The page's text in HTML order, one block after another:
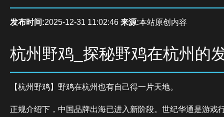
发布时间:2025-12-31 11:02:46 来源:本站原创内容
杭州野鸡_探秘野鸡在杭州的
【杭州野鸡】野鸡在杭州也有自己得一片天地。
正规介绍下，中国品牌出海已进入新阶段。世纪华通是游戏